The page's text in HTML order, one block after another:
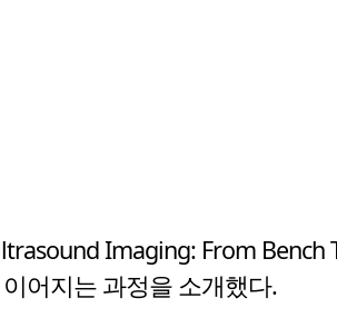
Imaging: From Bench
어지는 과정을 소개했다.